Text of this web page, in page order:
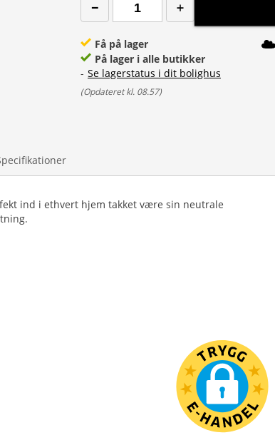
Få på lager
På lager i alle butikker
- Se lagerstatus i dit bolighus
(Opdateret kl. 08.57)
ind i ethvert hjem takket være sin neutrale